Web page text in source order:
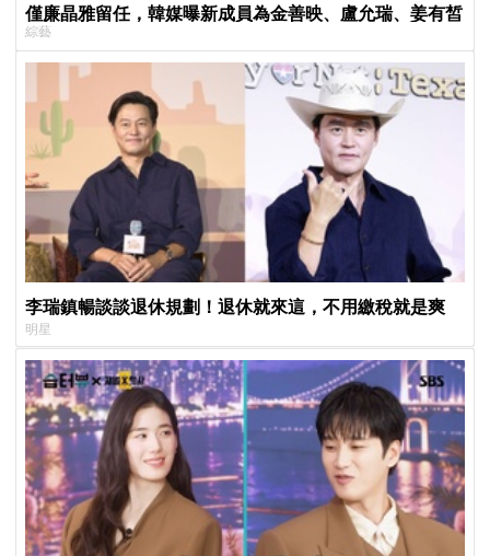
僅廉晶雅留任，韓媒曝新成員為金善映、盧允瑞、姜有皙
綜藝
李瑞鎮暢談談退休規劃！退休就來這，不用繳稅就是爽
明星